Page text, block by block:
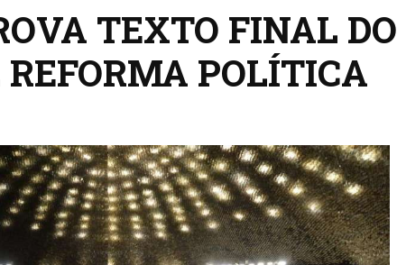
TEXTO FINAL DO
REFORMA POLÍTICA